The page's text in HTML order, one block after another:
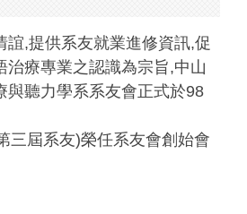
誼,提供系友就業進修資訊,促
治療專業之認識為宗旨,中山
與聽力學系系友會正式於98
三屆系友)榮任系友會創始會